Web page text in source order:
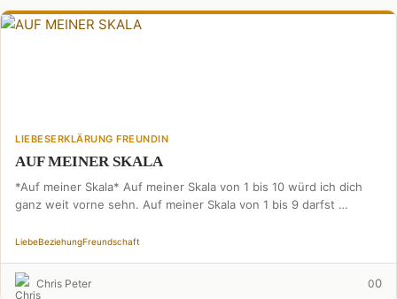
LIEBESERKLÄRUNG FREUNDIN
AUF MEINER SKALA
*Auf meiner Skala* Auf meiner Skala von 1 bis 10 würd ich dich
ganz weit vorne sehn. Auf meiner Skala von 1 bis 9 darfst …
LiebeBeziehungFreundschaft
Chris Peter 00